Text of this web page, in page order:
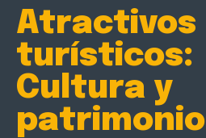
Atractivos
turísticos:
Cultura y
patrimonio